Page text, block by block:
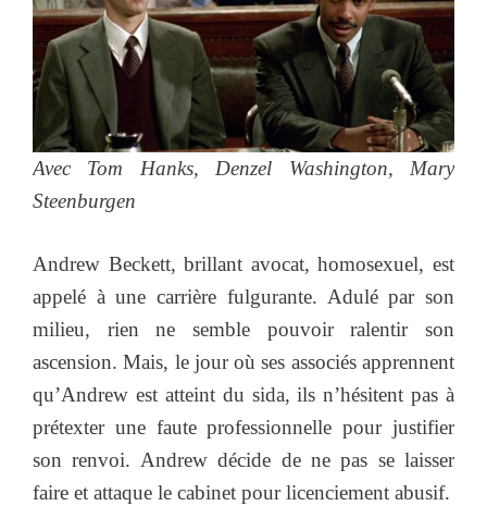
Avec Tom Hanks, Denzel Washington, Mary
Steenburgen
Andrew Beckett, brillant avocat, homosexuel, est
appelé à une carrière fulgurante. Adulé par son
milieu, rien ne semble pouvoir ralentir son
ascension. Mais, le jour où ses associés apprennent
qu’Andrew est atteint du sida, ils n’hésitent pas à
prétexter une faute professionnelle pour justifier
son renvoi. Andrew décide de ne pas se laisser
faire et attaque le cabinet pour licenciement abusif.